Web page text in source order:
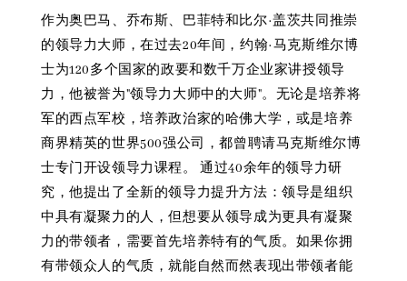
作为奥巴马、乔布斯、巴菲特和比尔·盖茨共同推崇
的领导力大师，在过去20年间，约翰·马克斯维尔博
士为120多个国家的政要和数千万企业家讲授领导
力，他被誉为"领导力大师中的大师"。无论是培养将
军的西点军校，培养政治家的哈佛大学，或是培养
商界精英的世界500强公司，都曾聘请马克斯维尔博
士专门开设领导力课程。 通过40余年的领导力研
究，他提出了全新的领导力提升方法：领导是组织
中具有凝聚力的人，但想要从领导成为更具有凝聚
力的带领者，需要首先培养特有的气质。如果你拥
有带领众人的气质，就能自然而然表现出带领者能